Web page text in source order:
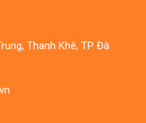
Thanh Khê, TP Đà